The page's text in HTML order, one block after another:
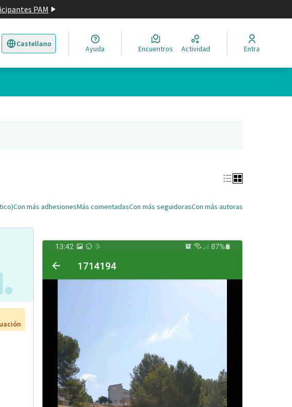
PAM
Castellano
Triar la llengua Elegir el idioma
Ayuda Encuentros Actividad Entra
Con más adhesionesMás comentadasCon más seguidorasCon más autoras